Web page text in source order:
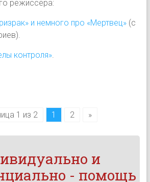
режиссёра:
и немного про «Мертвец»(с
контроля».
1 из 2 1 2 »
и
- помощь